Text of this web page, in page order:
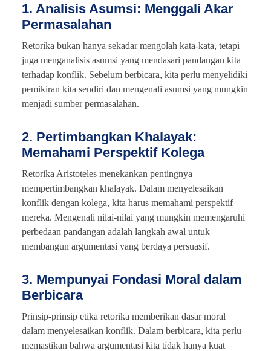
1. Analisis Asumsi: Menggali Akar
Permasalahan
Retorika bukan hanya sekadar mengolah kata-kata, tetapi
juga menganalisis asumsi yang mendasari pandangan kita
terhadap konflik. Sebelum berbicara, kita perlu menyelidiki
pemikiran kita sendiri dan mengenali asumsi yang mungkin
menjadi sumber permasalahan.
2. Pertimbangkan Khalayak:
Memahami Perspektif Kolega
Retorika Aristoteles menekankan pentingnya
mempertimbangkan khalayak. Dalam menyelesaikan
konflik dengan kolega, kita harus memahami perspektif
mereka. Mengenali nilai-nilai yang mungkin memengaruhi
perbedaan pandangan adalah langkah awal untuk
membangun argumentasi yang berdaya persuasif.
3. Mempunyai Fondasi Moral dalam
Berbicara
Prinsip-prinsip etika retorika memberikan dasar moral
dalam menyelesaikan konflik. Dalam berbicara, kita perlu
memastikan bahwa argumentasi kita tidak hanya kuat